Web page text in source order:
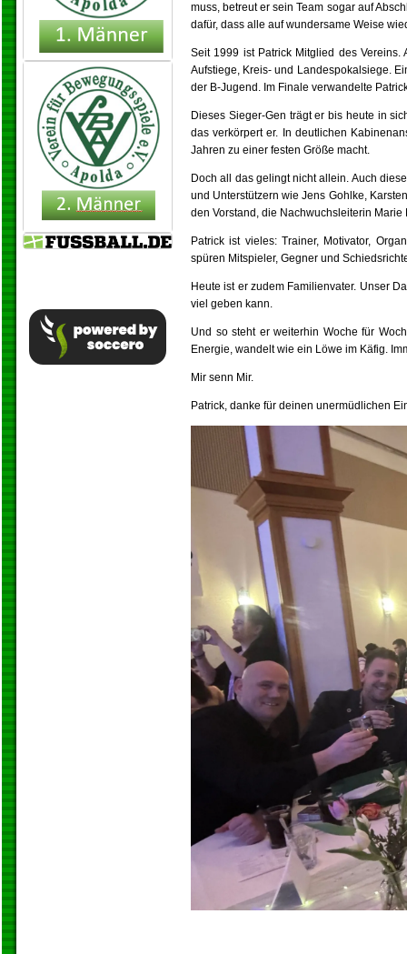
muss, betreut er sein Team sogar auf
dafür, dass alle auf wundersame Weise
Seit 1999 ist Patrick Mitglied des
Aufstiege, Kreis- und Landespokalsiege.
der B-Jugend. Im Finale verwandelte
Dieses Sieger-Gen trägt er bis heute in
das verkörpert er. In deutlichen
Jahren zu einer festen Größe macht.
Doch all das gelingt nicht allein. Auch
und Unterstützern wie Jens Gohlke,
den Vorstand, die Nachwuchsleiterin
Patrick ist vieles: Trainer, Motivator,
spüren Mitspieler, Gegner und
Heute ist er zudem Familienvater. Unser
viel geben kann.
Und so steht er weiterhin Woche für
Energie, wandelt wie ein Löwe im Käfig.
Mir senn Mir.
Patrick, danke für deinen unermüdlichen